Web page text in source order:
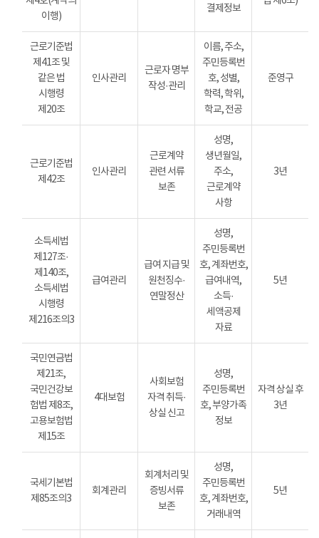
이행)
결제정보
근로기준법
제41조 및
같은 법
시행령
제20조
인사관리
근로자 명부
작성·관리
이름, 주소,
주민등록번
호, 성별,
학력, 학위,
학교, 전공
준영구
근로기준법
제42조
인사관리
근로계약
관련 서류
보존
성명,
생년월일,
주소,
근로계약
사항
3년
소득세법
제127조·
제140조,
소득세법
시행령
제216조의3
급여관리
급여 지급 및
원천징수·
연말정산
성명,
주민등록번
호, 계좌번호,
급여내역,
소득·
세액공제
자료
5년
국민연금법
제21조,
국민건강보
험법 제8조,
고용보험법
제15조
4대보험
사회보험
자격 취득·
상실 신고
성명,
주민등록번
호, 부양가족
정보
자격 상실 후
3년
국세기본법
제85조의3
회계관리
회계처리 및
증빙서류
보존
성명,
주민등록번
호, 계좌번호,
거래내역
5년